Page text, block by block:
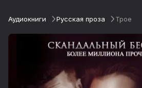
Аудиокниги Русская проза Трое